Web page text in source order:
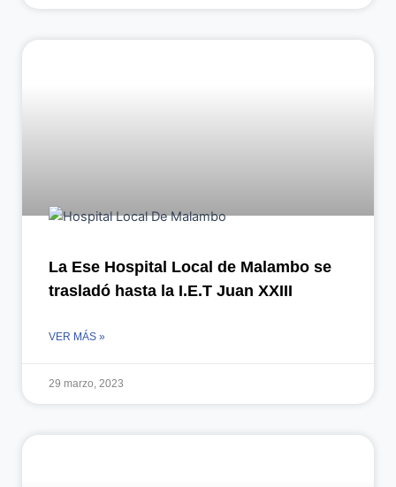
La Ese Hospital Local de Malambo se
trasladó hasta la I.E.T Juan XXIII
VER MÁS »
29 marzo, 2023